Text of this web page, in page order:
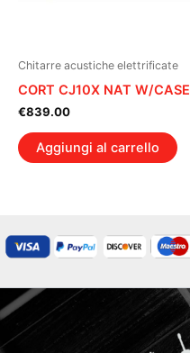
Chitarre acustiche elettrificate
CORT CJ10X NAT W/CASE
€839.00
Aggiungi al carrello